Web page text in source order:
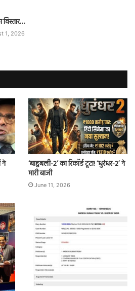
1, 2026
ने
‘बाहुबली-2’ का रिकॉर्ड टूटा! ‘धुरंधर-2’ ने
मारी बाजी
June 11, 2026